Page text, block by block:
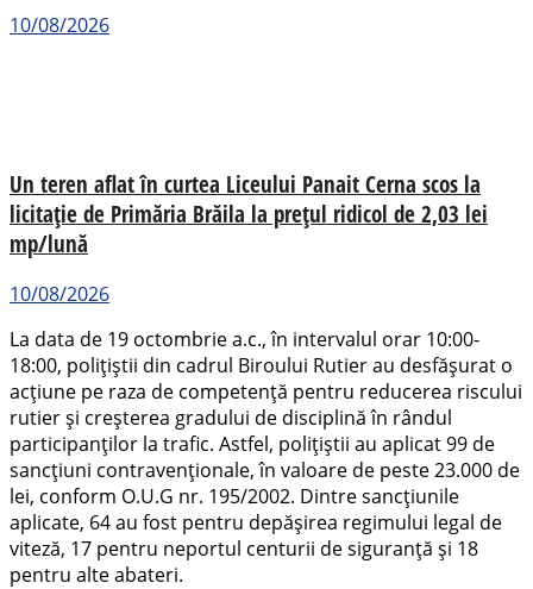
10/08/2026
Un teren aflat în curtea Liceului Panait Cerna scos la
licitație de Primăria Brăila la prețul ridicol de 2,03 lei
mp/lună
10/08/2026
La data de 19 octombrie a.c., în intervalul orar 10:00-
18:00, polițiștii din cadrul Biroului Rutier au desfășurat o
acțiune pe raza de competență pentru reducerea riscului
rutier și creșterea gradului de disciplină în rândul
participanților la trafic. Astfel, polițiștii au aplicat 99 de
sancțiuni contravenționale, în valoare de peste 23.000 de
lei, conform O.U.G nr. 195/2002. Dintre sancțiunile
aplicate, 64 au fost pentru depășirea regimului legal de
viteză, 17 pentru neportul centurii de siguranță și 18
pentru alte abateri.